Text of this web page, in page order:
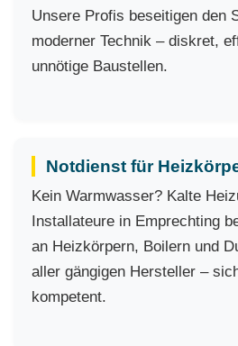
Unsere Profis beseitigen den
moderner Technik – diskret,
unnötige Baustellen.
Notdienst für
Kein Warmwasser? Kalte
Installateure in Emprechting
an Heizkörpern, Boilern und
aller gängigen Hersteller –
kompetent.